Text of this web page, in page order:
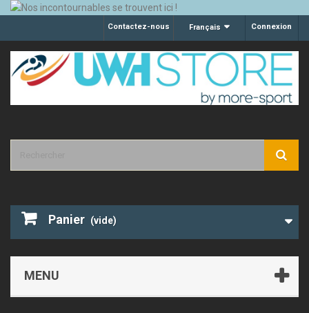
Connexion
Français
Contactez-nous
Panier (vide)
MENU